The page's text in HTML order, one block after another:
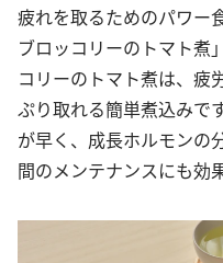
疲れを取るためのパワー
ブロッコリーのトマト煮
コリーのトマト煮は、疲
ぷり取れる簡単煮込みで
が早く、成長ホルモンの
間のメンテナンスにも効